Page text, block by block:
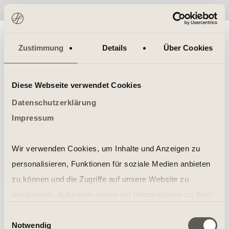
Zustimmung Details Über Cookies
Diese Webseite verwendet Cookies
Datenschutzerklärung
Impressum
Wir verwenden Cookies, um Inhalte und Anzeigen zu
personalisieren, Funktionen für soziale Medien anbieten
zu können und die Zugriffe auf unsere Website zu
soziale Medien, Werbung und Analysen weiter. Unsere
Notwendig